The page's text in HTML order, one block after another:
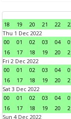
18 19 20 21 22
Thu 1 Dec 2022
00
01 02 03 04
16
17 18 19 20
Fri 2 Dec 2022
00
01 02 03 04
16
17 18 19 20
Sat 3 Dec 2022
00
01 02 03 04
16
17 18 19 20
Sun 4 Dec 2022